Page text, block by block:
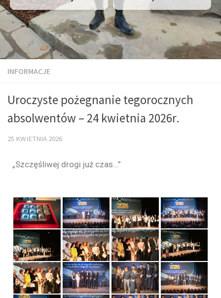
INFORMACJE
Uroczyste pożegnanie tegorocznych
absolwentów – 24 kwietnia 2026r.
25 KWIETNIA 2026
„Szczęśliwej drogi już czas…”